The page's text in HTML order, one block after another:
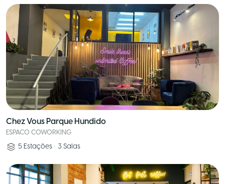
Chez Vous Parque Hundido
ESPACO COWORKING
5 Estações • 3 Salas